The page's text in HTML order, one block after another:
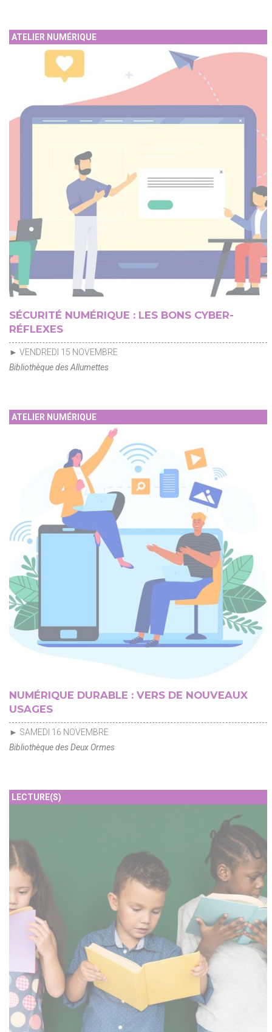
ATELIER NUMÉRIQUE
SÉCURITÉ NUMÉRIQUE : LES BONS CYBER-
RÉFLEXES
► VENDREDI 15 NOVEMBRE
Bibliothèque des Allumettes
ATELIER NUMÉRIQUE
NUMÉRIQUE DURABLE : VERS DE NOUVEAUX
USAGES
► SAMEDI 16 NOVEMBRE
Bibliothèque des Deux Ormes
LECTURE(S)